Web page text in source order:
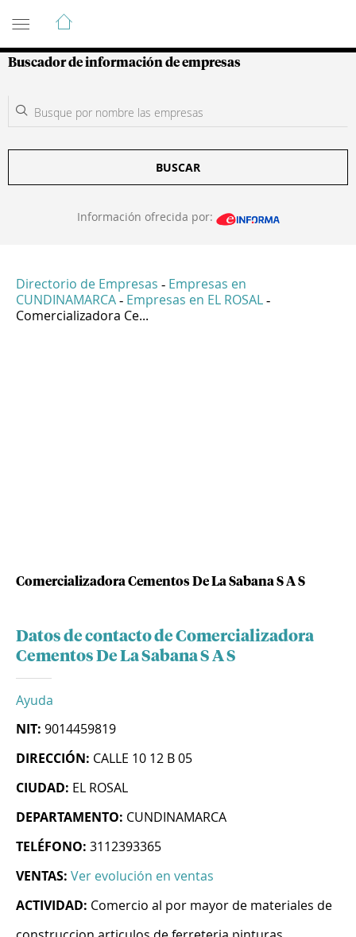
Guía de Empresas Colombianas
Buscador de información de empresas
BUSCAR
Información ofrecida por:
Directorio de Empresas - Empresas en
CUNDINAMARCA - Empresas en EL ROSAL -
Comercializadora Ce...
Comercializadora Cementos De La Sabana S A S
Datos de contacto de Comercializadora
Cementos De La Sabana S A S
Ayuda
NIT: 9014459819
DIRECCIÓN: CALLE 10 12 B 05
CIUDAD: EL ROSAL
DEPARTAMENTO: CUNDINAMARCA
TELÉFONO: 3112393365
VENTAS: Ver evolución en ventas
ACTIVIDAD: Comercio al por mayor de materiales de